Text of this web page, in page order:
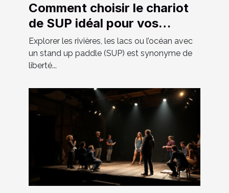
Comment choisir le chariot
de SUP idéal pour vos
aventures ?
Explorer les rivières, les lacs ou l’océan avec
un stand up paddle (SUP) est synonyme de
liberté...